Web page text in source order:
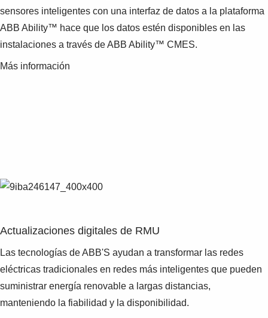
sensores inteligentes con una interfaz de datos a la plataforma
ABB Ability™ hace que los datos estén disponibles en las
instalaciones a través de ABB Ability™ CMES.
Más información
Actualizaciones digitales de RMU
Las tecnologías de ABB'S ayudan a transformar las redes
eléctricas tradicionales en redes más inteligentes que pueden
suministrar energía renovable a largas distancias,
manteniendo la fiabilidad y la disponibilidad.